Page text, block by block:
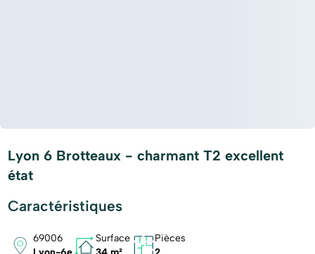
Lyon 6 Brotteaux - charmant T2 excellent
état
Caractéristiques
69006
Surface
Pièces